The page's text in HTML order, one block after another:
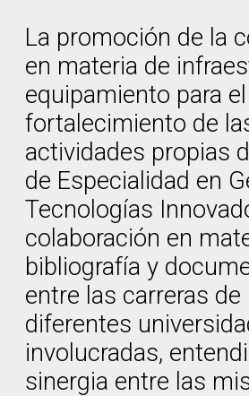
La promoción de la
en materia de
equipamiento para el
fortalecimiento de
actividades propias
de Especialidad en
Tecnologías
colaboración en
bibliografía y
entre las carreras de
diferentes
involucradas,
sinergia entre las